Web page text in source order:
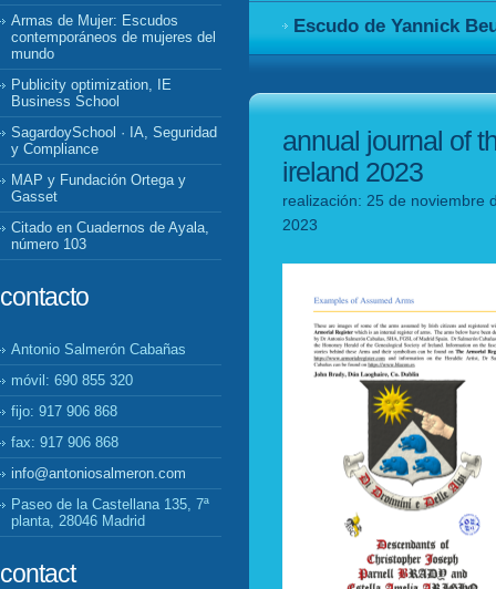
Armas de Mujer: Escudos
contemporáneos de mujeres del
mundo
Publicity optimization, IE
Business School
SagardoySchool · IA, Seguridad
y Compliance
MAP y Fundación Ortega y
Gasset
Citado en Cuadernos de Ayala,
número 103
contacto
Antonio Salmerón Cabañas
móvil: 690 855 320
fijo: 917 906 868
fax: 917 906 868
info@antoniosalmeron.com
Paseo de la Castellana 135, 7ª
planta, 28046 Madrid
contact
Escudo de Yannick
annual journal of
ireland 2023
realización: 25 de noviembre
2023